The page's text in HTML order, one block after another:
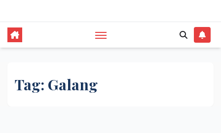
Tag: Galang